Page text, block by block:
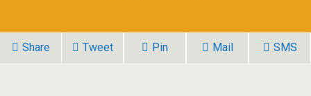
Share Tweet Pin Mail SMS